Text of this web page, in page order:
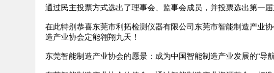
通过民主投票方式选出了理事会、监事会成员，并投票选出第一
在此特别恭喜东莞市利拓检测仪器有限公司东莞市智能制造产业
造产业协会定能翱翔九天！
东莞智能制造产业协会的愿景：成为中国智能制造产业发展的“导